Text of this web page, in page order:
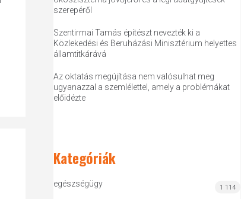
szerepéről
Szentirmai Tamás építészt nevezték ki a
Közlekedési és Beruházási Minisztérium helyettes
államtitkárává
Az oktatás megújítása nem valósulhat meg
ugyanazzal a szemlélettel, amely a problémákat
előidézte
Kategóriák
egészségügy 1 114